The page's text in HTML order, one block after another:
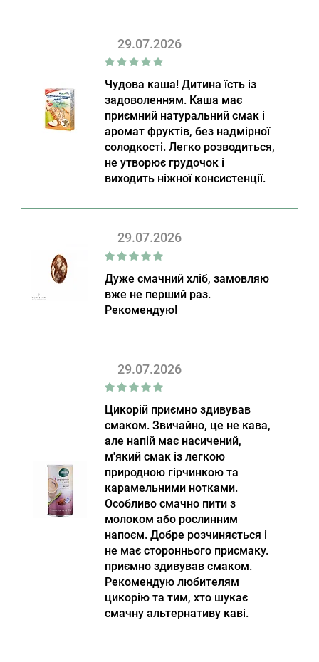
29.07.2026
Чудова каша! Дитина їсть із
задоволенням. Каша має
приємний натуральний смак і
аромат фруктів, без надмірної
солодкості. Легко розводиться,
не утворює грудочок і
виходить ніжної консистенції.
29.07.2026
Дуже смачний хліб, замовляю
вже не перший раз.
Рекомендую!
29.07.2026
Цикорій приємно здивував
смаком. Звичайно, це не кава,
але напій має насичений,
м'який смак із легкою
природною гірчинкою та
карамельними нотками.
Особливо смачно пити з
молоком або рослинним
напоєм. Добре розчиняється і
не має стороннього присмаку.
приємно здивував смаком.
Рекомендую любителям
цикорію та тим, хто шукає
смачну альтернативу каві.